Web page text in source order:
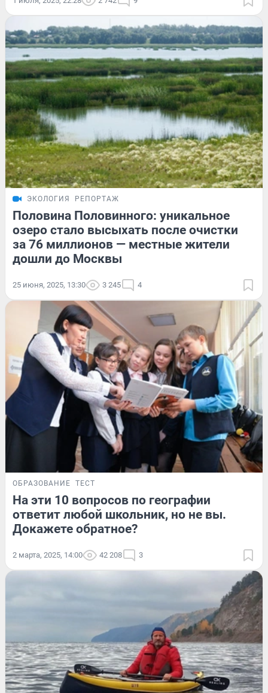
ЭКОЛОГИЯ РЕПОРТАЖ
Половина Половинного: уникальное
озеро стало высыхать после очистки
за 76 миллионов — местные жители
дошли до Москвы
25 июня, 2025, 13:30 3 245 4
ОБРАЗОВАНИЕ ТЕСТ
На эти 10 вопросов по географии
ответит любой школьник, но не вы.
Докажете обратное?
2 марта, 2025, 14:00 42 208 3